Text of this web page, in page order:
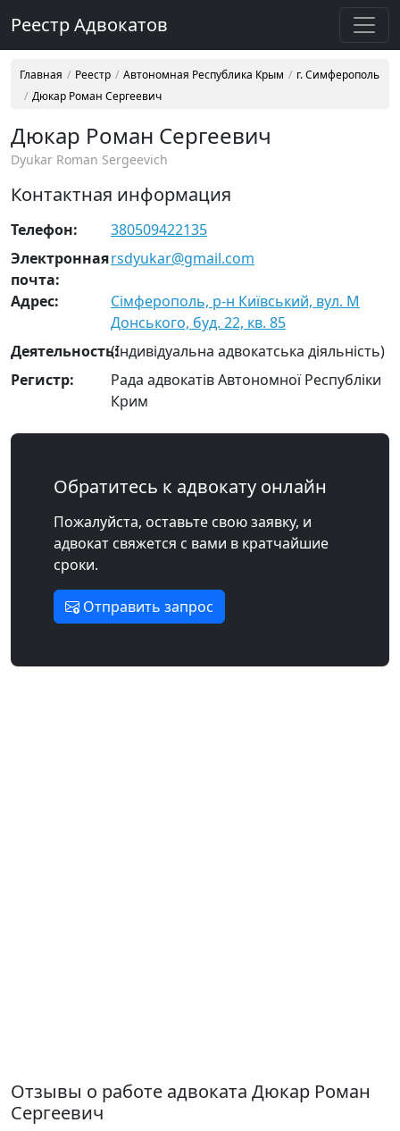
Реестр Адвокатов
Главная Реестр Автономная Республика Крым
г. Симферополь
Дюкар Роман Сергеевич
Дюкар Роман Сергеевич
Dyukar Roman Sergeevich
Контактная информация
Телефон:
380509422135
Электронная
почта:
rsdyukar@gmail.com
Адрес:
Сімферополь, р-н Київський, вул. М
Донського, буд. 22, кв. 85
Деятельность:(Індивідуальна адвокатська діяльність)
Регистр:
Рада адвокатів Автономної Республіки
Крим
Обратитесь к адвокату онлайн
Пожалуйста, оставьте свою заявку, и
адвокат свяжется с вами в кратчайшие
сроки.
Отправить запрос
Отзывы о работе адвоката Дюкар Роман
Сергеевич